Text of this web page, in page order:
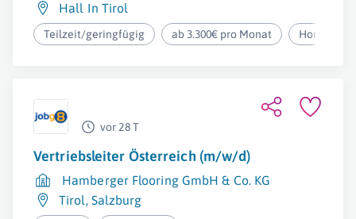
Hall In Tirol
Teilzeit/geringfügig ab 3.300€ pro Monat
vor 28 T
Vertriebsleiter Österreich (m/w/d)
Hamberger Flooring GmbH & Co. KG
Tirol, Salzburg